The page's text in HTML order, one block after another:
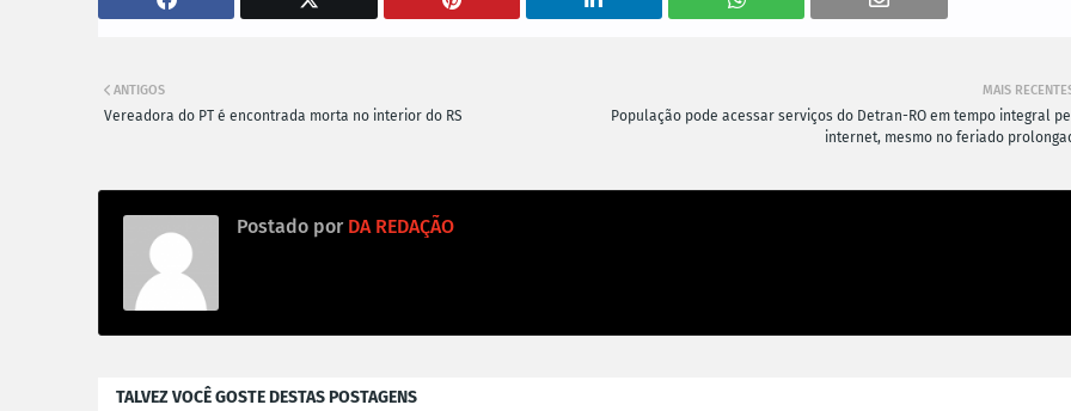
MAIS
População pode acessar serviços do Detran-RO em tempo integral
internet, mesmo no feriado
ANTIGOS
Vereadora do PT é encontrada morta no interior do RS
Postado por DA REDAÇÃO
TALVEZ VOCÊ GOSTE DESTAS POSTAGENS